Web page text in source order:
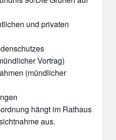
und privaten
Vortrag)
(mündlicher
hängt im Rathaus
aus.